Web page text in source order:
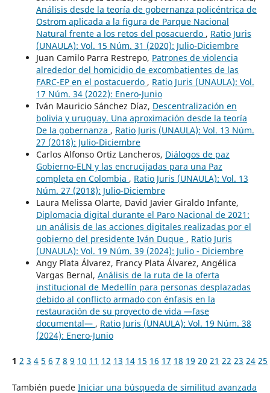
Análisis desde la teoría de gobernanza policéntrica de
Ostrom aplicada a la figura de Parque Nacional
Natural frente a los retos del posacuerdo , Ratio Juris
(UNAULA): Vol. 15 Núm. 31 (2020): Julio-Diciembre
Juan Camilo Parra Restrepo, Patrones de violencia
alrededor del homicidio de excombatientes de las
FARC-EP en el postacuerdo , Ratio Juris (UNAULA): Vol.
17 Núm. 34 (2022): Enero-Junio
Iván Mauricio Sánchez Díaz, Descentralización en
bolivia y uruguay. Una aproximación desde la teoría
De la gobernanza , Ratio Juris (UNAULA): Vol. 13 Núm.
27 (2018): Julio-Diciembre
Carlos Alfonso Ortiz Lancheros, Diálogos de paz
Gobierno-ELN y las encrucijadas para una Paz
completa en Colombia , Ratio Juris (UNAULA): Vol. 13
Núm. 27 (2018): Julio-Diciembre
Laura Melissa Olarte, David Javier Giraldo Infante,
Diplomacia digital durante el Paro Nacional de 2021:
un análisis de las acciones digitales realizadas por el
gobierno del presidente Iván Duque , Ratio Juris
(UNAULA): Vol. 19 Núm. 39 (2024): Julio - Diciembre
Angy Plata Álvarez, Francy Plata Álvarez, Angélica
Vargas Bernal, Análisis de la ruta de la oferta
institucional de Medellín para personas desplazadas
debido al conflicto armado con énfasis en la
restauración de su proyecto de vida —fase
documental— , Ratio Juris (UNAULA): Vol. 19 Núm. 38
(2024): Enero-Junio
1 2 3 4 5 6 7 8 9 10 11 12 13 14 15 16 17 18 19 20 21 22 23 24 25
También puede Iniciar una búsqueda de similitud avanzada